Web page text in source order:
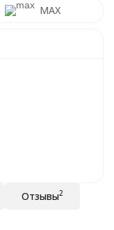
MAX
Отзывы2